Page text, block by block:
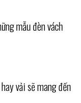
mẫu đèn vách
vải sẽ mang đến